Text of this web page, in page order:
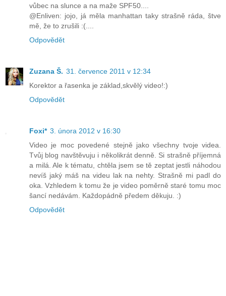
vůbec na slunce a na maže SPF50....
@Enliven: jojo, já měla manhattan taky strašně ráda, štve
mě, že to zrušili :(....
Odpovědět
Zuzana Š. 31. července 2011 v 12:34
Korektor a řasenka je základ,skvělý video!:)
Odpovědět
Foxi* 3. února 2012 v 16:30
Video je moc povedené stejně jako všechny tvoje videa.
Tvůj blog navštěvuju i několikrát denně. Si strašně příjemná
a milá. Ale k tématu, chtěla jsem se tě zeptat jestli náhodou
nevíš jaký máš na videu lak na nehty. Strašně mi padl do
oka. Vzhledem k tomu že je video poměrně staré tomu moc
šancí nedávám. Každopádně předem děkuju. :)
Odpovědět